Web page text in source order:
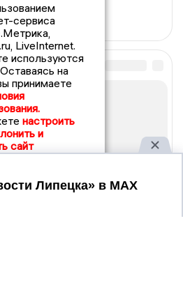
сервиса
LiveInternet.
используются
на
принимаете
настроить
и
сайт